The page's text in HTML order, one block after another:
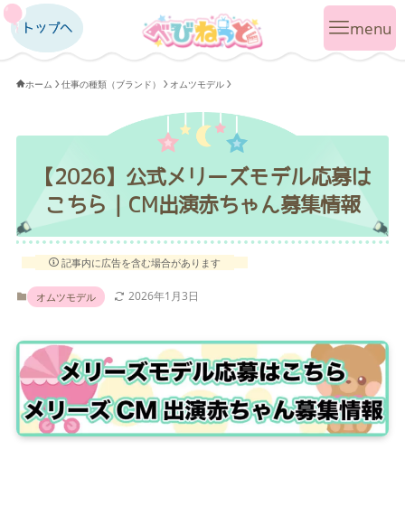
トップへ
トップへ
ホーム 仕事の種類（ブランド） オムツモデル
【2026】公式メリーズモデル応募は
こちら｜CM出演赤ちゃん募集情報
記事内に広告を含む場合があります
オムツモデル 2026年1月3日